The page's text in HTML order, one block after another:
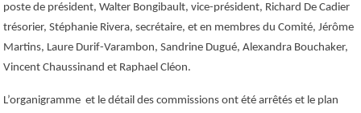
poste de président, Walter Bongibault, vice-président, Richard De Cadier
trésorier, Stéphanie Rivera, secrétaire, et en membres du Comité, Jérôme
Martins, Laure Durif-Varambon, Sandrine Dugué, Alexandra Bouchaker,
Vincent Chaussinand et Raphael Cléon.
L’organigramme et le détail des commissions ont été arrêtés et le plan